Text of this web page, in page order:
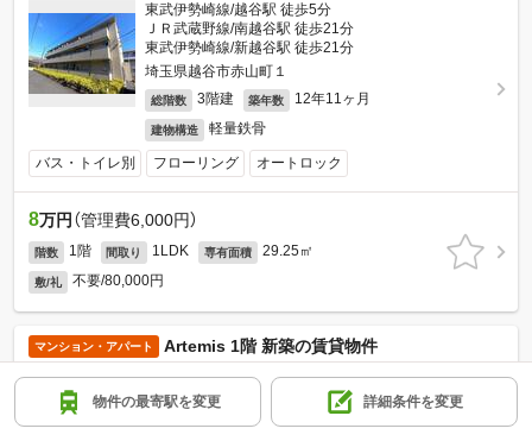
東武伊勢崎線/越谷駅 徒歩5分
ＪＲ武蔵野線/南越谷駅 徒歩21分
東武伊勢崎線/新越谷駅 徒歩21分
埼玉県越谷市赤山町１
総階数 3階建 築年数 12年11ヶ月
建物構造 軽量鉄骨
バス・トイレ別 フローリング オートロック
8万円 （管理費6,000円）
階数 1階 間取り 1LDK 専有面積 29.25㎡
敷/礼 不要/80,000円
マンション・アパート Artemis 1階 新築の賃貸物件
ＪＲ武蔵野線/吉川美南駅 徒歩5分
ＪＲ武蔵野線/新三郷駅 徒歩25分
ＪＲ武蔵野線/吉川駅 徒歩30分
物件の最寄駅を変更 詳細条件を変更